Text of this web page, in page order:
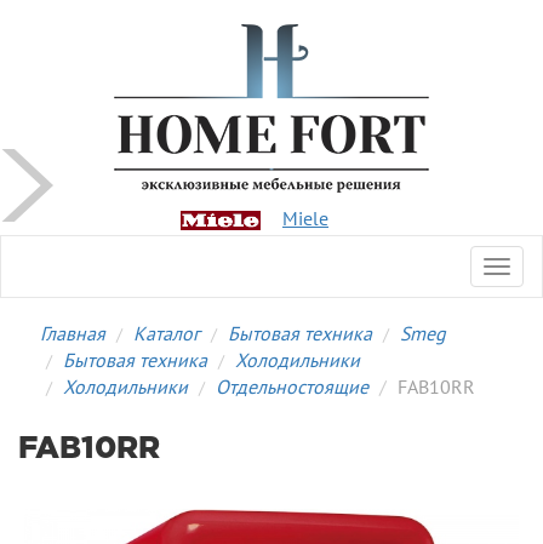
Miele
Главная Каталог Бытовая техника
Smeg
Бытовая техника
Холодильники
Холодильники
Отдельностоящие FAB10RR
FAB10RR